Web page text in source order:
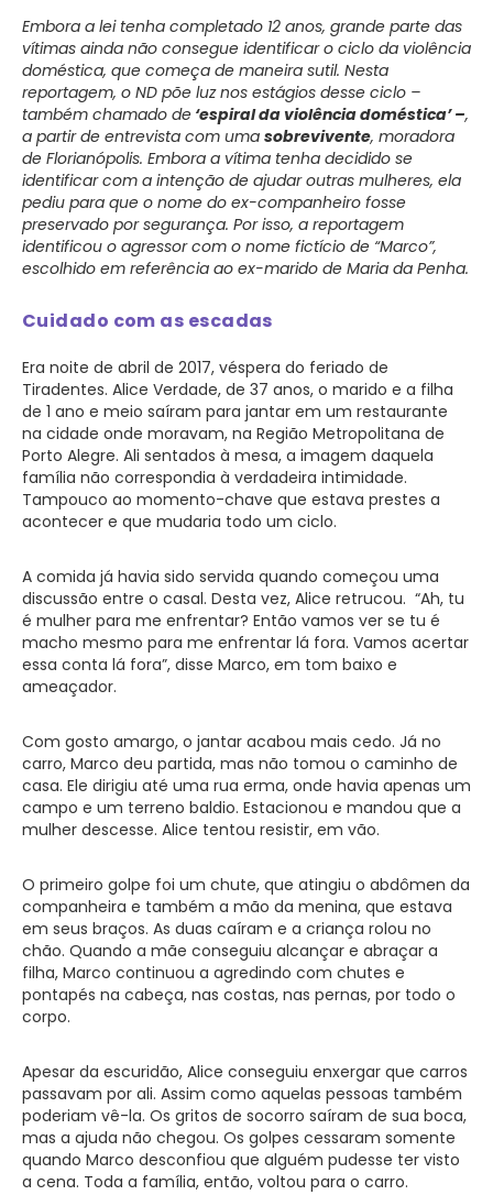
Embora a lei tenha completado 12 anos, grande parte das
vítimas ainda não consegue identificar o ciclo da violência
doméstica, que começa de maneira sutil. Nesta
reportagem, o ND põe luz nos estágios desse ciclo –
também chamado de ‘espiral da violência doméstica’ –,
a partir de entrevista com uma sobrevivente, moradora
de Florianópolis. Embora a vítima tenha decidido se
identificar com a intenção de ajudar outras mulheres, ela
pediu para que o nome do ex-companheiro fosse
preservado por segurança. Por isso, a reportagem
identificou o agressor com o nome fictício de “Marco”,
escolhido em referência ao ex-marido de Maria da Penha.
Cuidado com as escadas
Era noite de abril de 2017, véspera do feriado de
Tiradentes. Alice Verdade, de 37 anos, o marido e a filha
de 1 ano e meio saíram para jantar em um restaurante
na cidade onde moravam, na Região Metropolitana de
Porto Alegre. Ali sentados à mesa, a imagem daquela
família não correspondia à verdadeira intimidade.
Tampouco ao momento-chave que estava prestes a
acontecer e que mudaria todo um ciclo.
A comida já havia sido servida quando começou uma
discussão entre o casal. Desta vez, Alice retrucou. “Ah, tu
é mulher para me enfrentar? Então vamos ver se tu é
macho mesmo para me enfrentar lá fora. Vamos acertar
essa conta lá fora”, disse Marco, em tom baixo e
ameaçador.
Com gosto amargo, o jantar acabou mais cedo. Já no
carro, Marco deu partida, mas não tomou o caminho de
casa. Ele dirigiu até uma rua erma, onde havia apenas um
campo e um terreno baldio. Estacionou e mandou que a
mulher descesse. Alice tentou resistir, em vão.
O primeiro golpe foi um chute, que atingiu o abdômen da
companheira e também a mão da menina, que estava
em seus braços. As duas caíram e a criança rolou no
chão. Quando a mãe conseguiu alcançar e abraçar a
filha, Marco continuou a agredindo com chutes e
pontapés na cabeça, nas costas, nas pernas, por todo o
corpo.
Apesar da escuridão, Alice conseguiu enxergar que carros
passavam por ali. Assim como aquelas pessoas também
poderiam vê-la. Os gritos de socorro saíram de sua boca,
mas a ajuda não chegou. Os golpes cessaram somente
quando Marco desconfiou que alguém pudesse ter visto
a cena. Toda a família, então, voltou para o carro.